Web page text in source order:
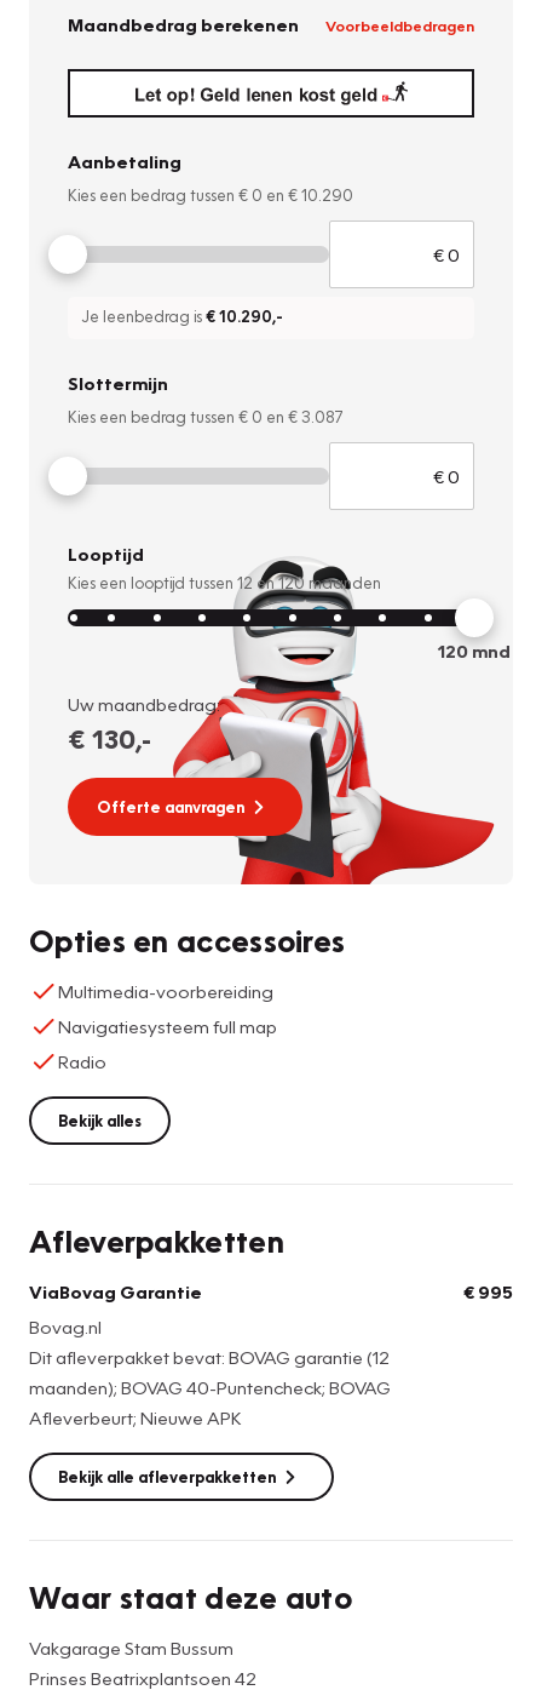
Maandbedrag berekenen Voorbeeldbedragen
Aanbetaling
Kies een bedrag tussen € 0 en € 10.290
Je leenbedrag is€ 10.290,-
Slottermijn
Kies een bedrag tussen € 0 en € 3.087
Looptijd
Kies een looptijd tussen 12 en120 maanden
120mnd
Uw maandbedrag:
€ 130,-
Offerte aanvragen
Opties en accessoires
Multimedia-voorbereiding
Navigatiesysteem full map
Radio
Bekijk alles
Afleverpakketten
ViaBovag Garantie
Bovag.nl
Dit afleverpakket bevat: BOVAG garantie (12
maanden); BOVAG 40-Puntencheck; BOVAG
Afleverbeurt; Nieuwe APK
€ 995
Bekijk alle afleverpakketten
Waar staat deze auto
Vakgarage Stam Bussum
Prinses Beatrixplantsoen 42